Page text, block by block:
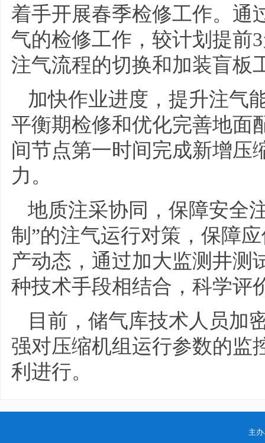
着手开展春季检修工作。通
气的检修工作，较计划提前
注气流程的切换和加装盲板
加快作业进度，提升注气
平衡期检修和优化完善地面
间节点第一时间完成新增压
力。
地质注采协同，保障安全
制”的注气运行对策，保障
产动态，通过加大监测井测
种技术手段相结合，科学评
目前，储气库技术人员加
强对压缩机组运行参数的监
利进行。
主